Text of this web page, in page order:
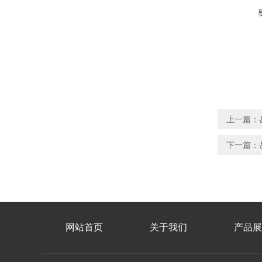
上一篇：
下一篇：
网站首页 关于我们 产品